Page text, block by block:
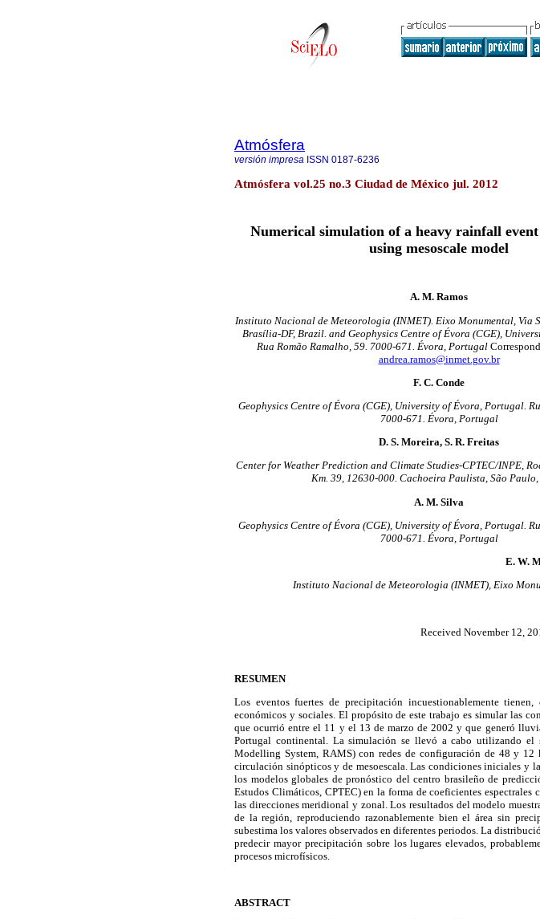
Atmósfera
versión impresa ISSN 0187-6236
Atmósfera vol.25 no.3 Ciudad de México jul. 2012
Numerical simulation of a heavy rainfall
using mesoscale model
A. M. Ramos
Instituto Nacional de Meteorologia (INMET). Eixo Monumental, Via
Brasília-DF, Brazil. and Geophysics Centre of Évora (CGE),
Rua Romão Ramalho, 59. 7000-671. Évora, Portugal
andrea.ramos@inmet.gov.br
F. C. Conde
Geophysics Centre of Évora (CGE), University of Évora, Portugal.
7000-671. Évora, Portugal
D. S. Moreira, S. R. Freitas
Center for Weather Prediction and Climate Studies-CPTEC/INPE,
Km. 39, 12630-000. Cachoeira Paulista, São
A. M. Silva
Geophysics Centre of Évora (CGE), University of Évora, Portugal.
7000-671. Évora, Portugal
E. W.
Instituto Nacional de Meteorologia (INMET), Eixo
Received November 12,
RESUMEN
Los eventos fuertes de precipitación incuestionablemente
económicos y sociales. El propósito de este trabajo es simular las
que ocurrió entre el 11 y el 13 de marzo de 2002 y que generó
Portugal continental. La simulación se llevó a cabo utilizando el
Modelling System, RAMS) con redes de configuración de 48 y
circulación sinópticos y de mesoescala. Las condiciones iniciales y
los modelos globales de pronóstico del centro brasileño de
Estudos Climáticos, CPTEC) en la forma de coeficientes
las direcciones meridional y zonal. Los resultados del modelo
de la región, reproduciendo razonablemente bien el área sin
subestima los valores observados en diferentes periodos. La
predecir mayor precipitación sobre los lugares elevados,
procesos microfísicos.
ABSTRACT